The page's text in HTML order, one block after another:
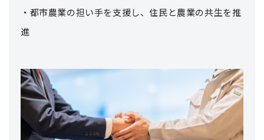
・都市農業の担い手を支援し、住民と農業の共生を推
進